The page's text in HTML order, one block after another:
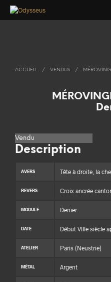
ACCUEIL / VENDUS /
Vendu
Description
AVERS Tête à droite, la
REVERS Croix ancrée
MODULE Denier
DATE Début VIIIe siècle
ATELIER Paris (Neustrie)
MÉTAL Argent